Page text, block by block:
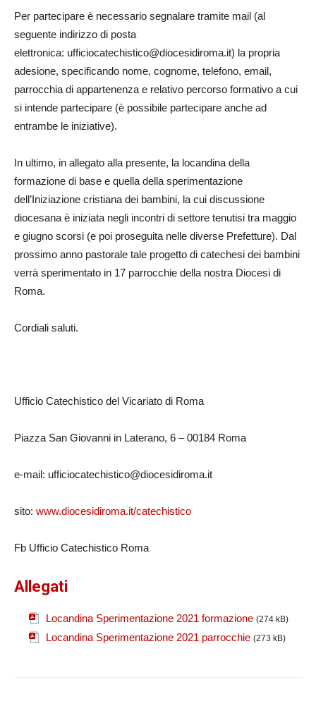
Per partecipare è necessario segnalare tramite mail (al
seguente indirizzo di posta
elettronica: ufficiocatechistico@diocesidiroma.it) la propria
adesione, specificando nome, cognome, telefono, email,
parrocchia di appartenenza e relativo percorso formativo a cui
si intende partecipare (è possibile partecipare anche ad
entrambe le iniziative).
In ultimo, in allegato alla presente, la locandina della
formazione di base e quella della sperimentazione
dell’Iniziazione cristiana dei bambini, la cui discussione
diocesana è iniziata negli incontri di settore tenutisi tra maggio
e giugno scorsi (e poi proseguita nelle diverse Prefetture). Dal
prossimo anno pastorale tale progetto di catechesi dei bambini
verrà sperimentato in 17 parrocchie della nostra Diocesi di
Roma.
Cordiali saluti.
Ufficio Catechistico del Vicariato di Roma
Piazza San Giovanni in Laterano, 6 – 00184 Roma
e-mail: ufficiocatechistico@diocesidiroma.it
sito: www.diocesidiroma.it/catechistico
Fb Ufficio Catechistico Roma
Allegati
Locandina Sperimentazione 2021 formazione (274 kB)
Locandina Sperimentazione 2021 parrocchie (273 kB)